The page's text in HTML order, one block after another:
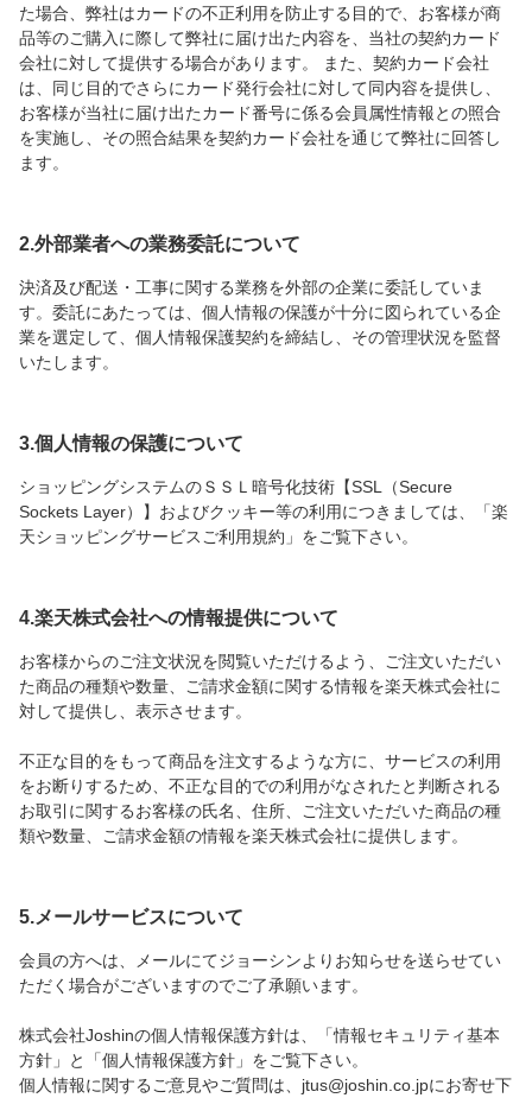
た場合、弊社はカードの不正利用を防止する目的で、お客様が商
品等のご購入に際して弊社に届け出た内容を、当社の契約カード
会社に対して提供する場合があります。 また、契約カード会社
は、同じ目的でさらにカード発行会社に対して同内容を提供し、
お客様が当社に届け出たカード番号に係る会員属性情報との照合
を実施し、その照合結果を契約カード会社を通じて弊社に回答し
ます。
2.外部業者への業務委託について
決済及び配送・工事に関する業務を外部の企業に委託していま
す。委託にあたっては、個人情報の保護が十分に図られている企
業を選定して、個人情報保護契約を締結し、その管理状況を監督
いたします。
3.個人情報の保護について
ショッピングシステムのＳＳＬ暗号化技術【SSL（Secure
Sockets Layer）】およびクッキー等の利用につきましては、「楽
天ショッピングサービスご利用規約」をご覧下さい。
4.楽天株式会社への情報提供について
お客様からのご注文状況を閲覧いただけるよう、ご注文いただい
た商品の種類や数量、ご請求金額に関する情報を楽天株式会社に
対して提供し、表示させます。
不正な目的をもって商品を注文するような方に、サービスの利用
をお断りするため、不正な目的での利用がなされたと判断される
お取引に関するお客様の氏名、住所、ご注文いただいた商品の種
類や数量、ご請求金額の情報を楽天株式会社に提供します。
5.メールサービスについて
会員の方へは、メールにてジョーシンよりお知らせを送らせてい
ただく場合がございますのでご了承願います。
株式会社Joshinの個人情報保護方針は、「情報セキュリティ基本
方針」と「個人情報保護方針」をご覧下さい。
個人情報に関するご意見やご質問は、jtus@joshin.co.jpにお寄せ下